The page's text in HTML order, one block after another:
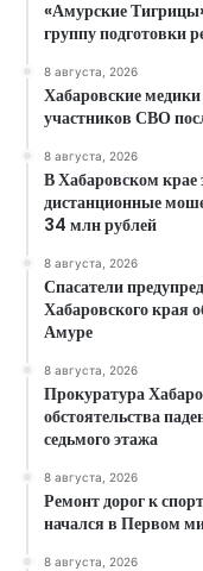
«Амурские
группу подготовки
8 августа, 2026
Хабаровские
участников СВО
8 августа, 2026
В Хабаровском крае
дистанционные
34 млн рублей
8 августа, 2026
Спасатели
Хабаровского края
Амуре
8 августа, 2026
Прокуратура
обстоятельства
седьмого этажа
8 августа, 2026
Ремонт дорог к
начался в Первом
8 августа, 2026